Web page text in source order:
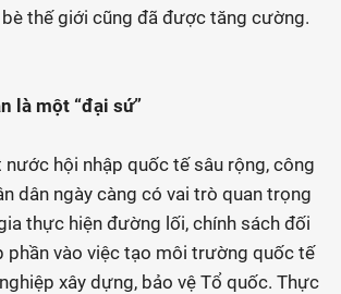
thế giới cũng đã được tăng cường.
là một “đại sứ”
hội nhập quốc tế sâu rộng, công
dân ngày càng có vai trò quan trọng
thực hiện đường lối, chính sách đối
phần vào việc tạo môi trường quốc tế
xây dựng, bảo vệ Tổ quốc. Thực